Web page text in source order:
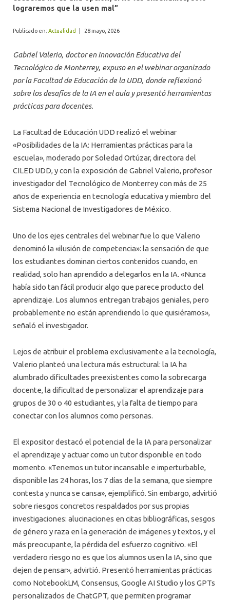
lograremos que la usen mal”
Publicado en: Actualidad 28 mayo, 2026
Gabriel Valerio, doctor en Innovación Educativa del
Tecnológico de Monterrey, expuso en el webinar organizado
por la Facultad de Educación de la UDD, donde reflexionó
sobre los desafíos de la IA en el aula y presentó herramientas
prácticas para docentes.
La Facultad de Educación UDD realizó el webinar
«Posibilidades de la IA: Herramientas prácticas para la
escuela», moderado por Soledad Ortúzar, directora del
CILED UDD, y con la exposición de Gabriel Valerio, profesor
investigador del Tecnológico de Monterrey con más de 25
años de experiencia en tecnología educativa y miembro del
Sistema Nacional de Investigadores de México.
Uno de los ejes centrales del webinar fue lo que Valerio
denominó la «ilusión de competencia»: la sensación de que
los estudiantes dominan ciertos contenidos cuando, en
realidad, solo han aprendido a delegarlos en la IA. «Nunca
había sido tan fácil producir algo que parece producto del
aprendizaje. Los alumnos entregan trabajos geniales, pero
probablemente no están aprendiendo lo que quisiéramos»,
señaló el investigador.
Lejos de atribuir el problema exclusivamente a la tecnología,
Valerio planteó una lectura más estructural: la IA ha
alumbrado dificultades preexistentes como la sobrecarga
docente, la dificultad de personalizar el aprendizaje para
grupos de 30 o 40 estudiantes, y la falta de tiempo para
conectar con los alumnos como personas.
El expositor destacó el potencial de la IA para personalizar
el aprendizaje y actuar como un tutor disponible en todo
momento. «Tenemos un tutor incansable e imperturbable,
disponible las 24 horas, los 7 días de la semana, que siempre
contesta y nunca se cansa», ejemplificó. Sin embargo, advirtió
sobre riesgos concretos respaldados por sus propias
investigaciones: alucinaciones en citas bibliográficas, sesgos
de género y raza en la generación de imágenes y textos, y el
más preocupante, la pérdida del esfuerzo cognitivo. «El
verdadero riesgo no es que los alumnos usen la IA, sino que
dejen de pensar», advirtió. Presentó herramientas prácticas
como NotebookLM, Consensus, Google AI Studio y los GPTs
personalizados de ChatGPT, que permiten programar